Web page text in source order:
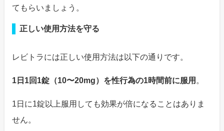
てもらいましょう。
正しい使用方法を守る
レビトラには正しい使用方法は以下の通りです。
1日1回1錠（10〜20mg）を性行為の1時間前に服用 。
1日に1錠以上服用しても効果が倍になることはありま
せん。